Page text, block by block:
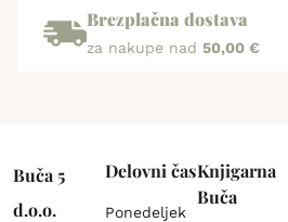
Brezplačna dostava
za nakupe nad 50,00 €
Buča 5
d.o.o.
Delovni čas
Ponedeljek
Knjigarna
Buča